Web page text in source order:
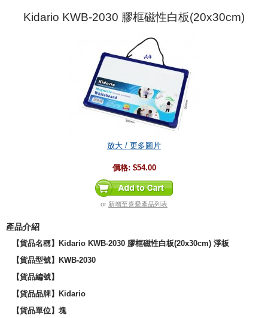
Kidario KWB-2030 膠框磁性白板(20x30cm)
放大 / 更多圖片
價格: $54.00
or 新增至喜愛產品列表
產品介紹
【貨品名稱】Kidario KWB-2030 膠框磁性白板(20x30cm) 淨板
【貨品型號】KWB-2030
【貨品編號】
【貨品品牌】
Kidario
【貨品單位】塊